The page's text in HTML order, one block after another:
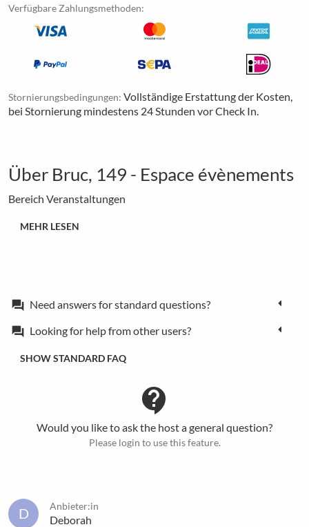
Verfügbare Zahlungsmethoden:
Stornierungsbedingungen: Vollständige Erstattung der Kosten,
bei Stornierung mindestens 24 Stunden vor Check In.
Über Bruc, 149 - Espace évènements
Bereich Veranstaltungen
MEHR LESEN
forum Need answers for standard questions?
forum Looking for help from other users?
SHOW STANDARD FAQ
contact_support
Would you like to ask the host a general question?
Please login to use this feature.
D Anbieter:in
Deborah